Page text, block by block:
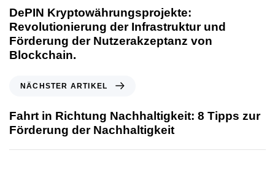
DePIN Kryptowährungsprojekte:
Revolutionierung der Infrastruktur und
Förderung der Nutzerakzeptanz von
Blockchain.
NÄCHSTER ARTIKEL
Fahrt in Richtung Nachhaltigkeit: 8 Tipps zur
Förderung der Nachhaltigkeit